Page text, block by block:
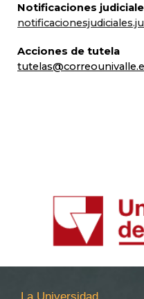
Notificaciones
Acciones de tutela